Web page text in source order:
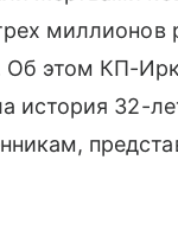
миллионов
этом КП-
история 32-